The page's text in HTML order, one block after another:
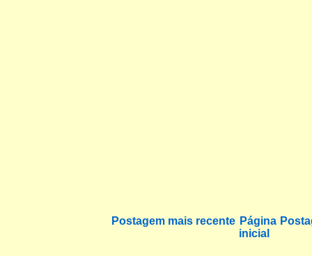
Postagem mais recente Página
inicial